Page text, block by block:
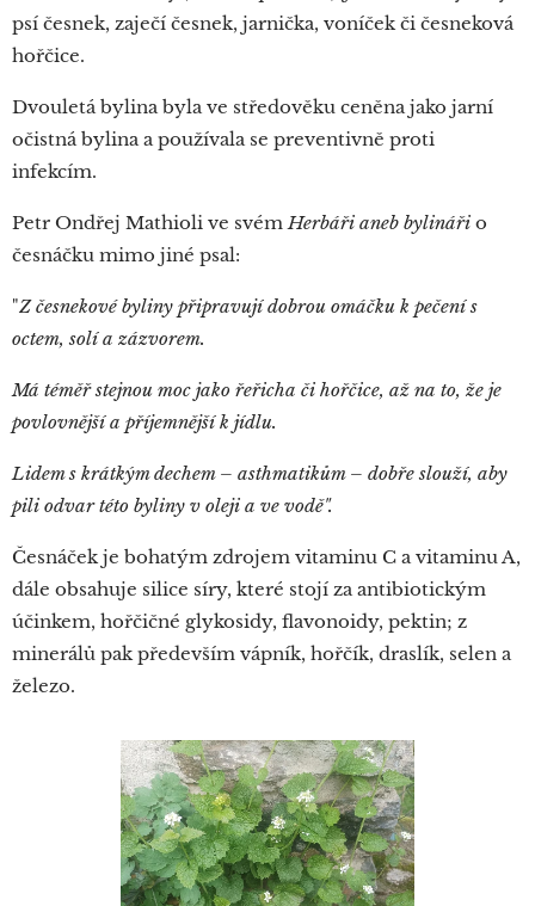
psí česnek, zaječí česnek, jarnička, voníček či česneková
hořčice.
Dvouletá bylina byla ve středověku ceněna jako jarní
očistná bylina a používala se preventivně proti
infekcím.
Petr Ondřej Mathioli ve svémHerbáři aneb bylináři o
česnáčku mimo jiné psal:
"Z česnekové byliny připravují dobrou omáčku k pečení s
octem, solí a zázvorem.
Má téměř stejnou moc jako řeřicha či hořčice, až na to, že je
povlovnější a příjemnější k jídlu.
Lidem s krátkým dechem – asthmatikům – dobře slouží, aby
pili odvar této byliny v oleji a ve vodě".
Česnáček je bohatým zdrojem vitaminu C a vitaminu A,
dále obsahuje silice síry, které stojí za antibiotickým
účinkem, hořčičné glykosidy, flavonoidy, pektin; z
minerálů pak především vápník, hořčík, draslík, selen a
železo.